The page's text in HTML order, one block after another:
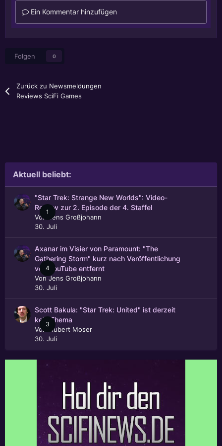
Ein Kommentar hinzufügen
Folgen 0
Zurück zu Newsmeldungen
Reviews SciFi Games
Aktuell beliebt:
1
"Star Trek: Strange New Worlds": Video-
Review zur 2. Episode der 4. Staffel
Von
Jens Großjohann
30. Juli
4
Axanar im Visier von Paramount: "The
Gathering Storm" kurz nach Veröffentlichung
von YouTube entfernt
VonJens Großjohann
30. Juli
3
Scott Bakula: "Star Trek: United" ist derzeit
kein Thema
Von
Hubert Moser
30. Juli